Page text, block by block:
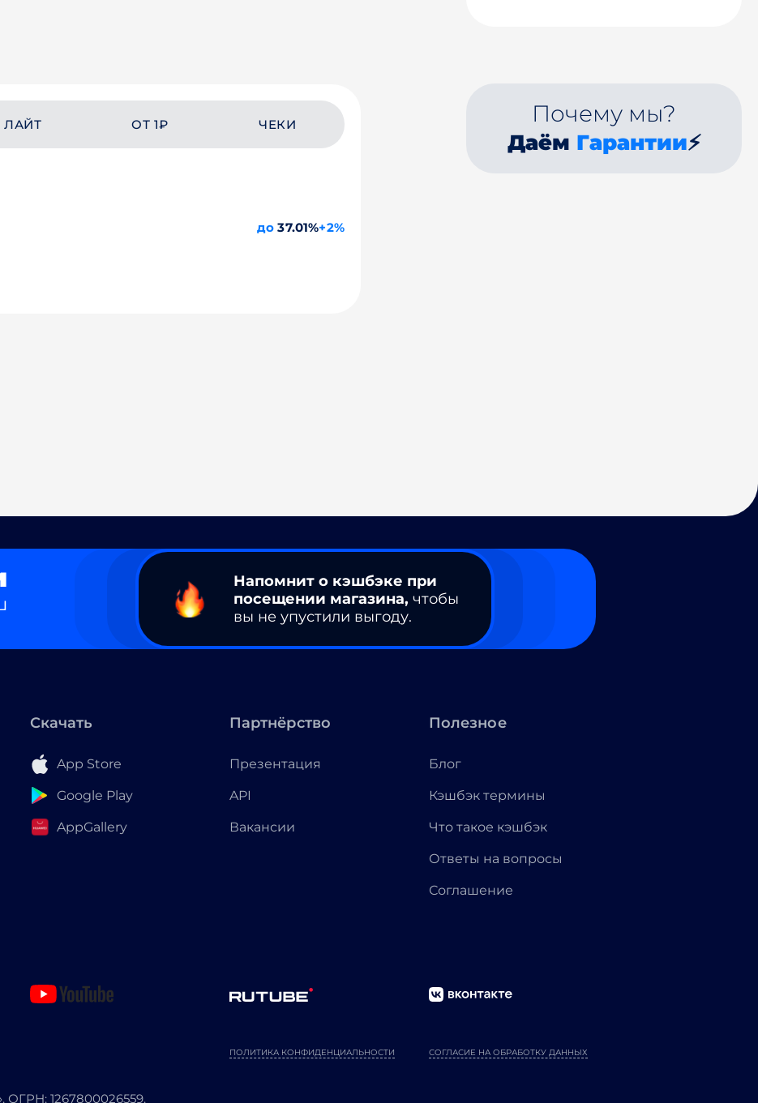
ЛАЙТ ОТ 1₽ ЧЕКИ
до 37.01%+2%
Почему мы?
Даём Гарантии⚡
Напомнит о кэшбэке при
посещении магазина, чтобы
вы не упустили выгоду.
Скачать
App Store
Google Play
AppGallery
Партнёрство
Презентация
API
Вакансии
Полезное
Блог
Кэшбэк термины
Что такое кэшбэк
Ответы на вопросы
Соглашение
ПОЛИТИКА КОНФИДЕНЦИАЛЬНОСТИ СОГЛАСИЕ НА ОБРАБОТКУ ДАННЫХ
1267800026559.